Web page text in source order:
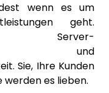
wenn es um
geht.
und
Sie, Ihre Kunden
werden es lieben.